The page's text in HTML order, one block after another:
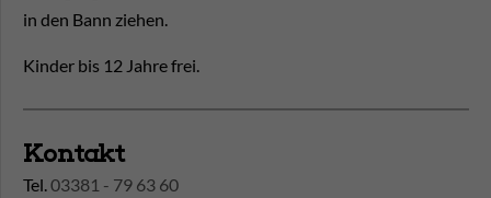
in den Bann ziehen.
Kinder bis 12 Jahre frei.
Kontakt
Tel.03381 - 79 63 60